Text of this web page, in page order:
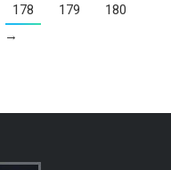
178 179
180
→